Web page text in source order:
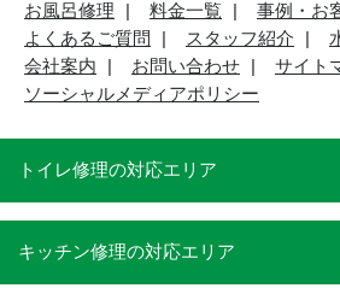
お風呂修理
料金一覧
事例・お
よくあるご質問
スタッフ紹介
会社案内
お問い合わせ
サイト
ソーシャルメディアポリシー
トイレ修理の対応エリア
キッチン修理の対応エリア